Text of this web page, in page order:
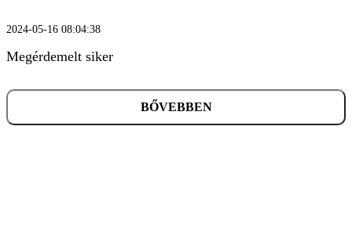
2024-05-16 08:04:38
Megérdemelt siker
BŐVEBBEN